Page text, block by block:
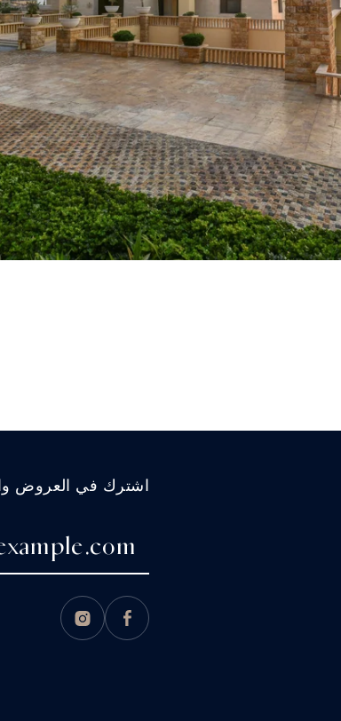
اشترك في العروض